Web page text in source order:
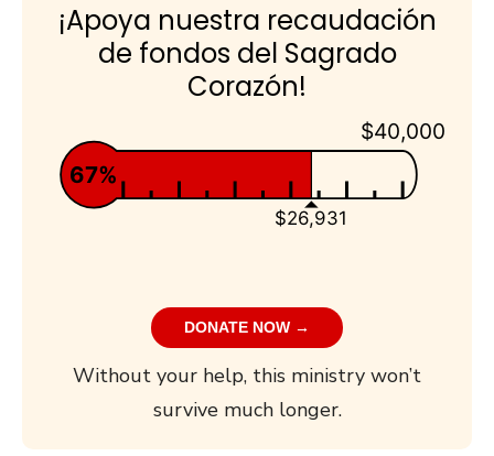
¡Apoya nuestra recaudación
de fondos del Sagrado
Corazón!
$40,000
$26,931
67%
DONATE NOW →
Without your help, this ministry won’t
survive much longer.